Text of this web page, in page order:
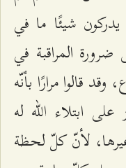
يدركون شيئًا ما في
المراقبة في
قالوا مرارًا بأنّه
ابتلاء الله له
لأنّ كلّ لحظة